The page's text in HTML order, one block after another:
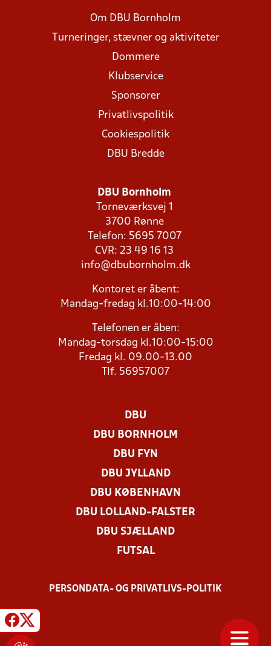
Om DBU Bornholm
Turneringer, stævner og aktiviteter
Dommere
Klubservice
Sponsorer
Privatlivspolitik
Cookiespolitik
DBU Bredde
DBU Bornholm
Torneværksvej 1
3700 Rønne
Telefon: 5695 7007
CVR: 23 49 16 13
info@dbubornholm.dk
Kontoret er åbent:
Mandag-fredag kl.10:00-14:00
Telefonen er åben:
Mandag-torsdag kl.10:00-15:00
Fredag kl. 09.00-13.00
Tlf. 56957007
DBU
DBU BORNHOLM
DBU FYN
DBU JYLLAND
DBU KØBENHAVN
DBU LOLLAND-FALSTER
DBU SJÆLLAND
FUTSAL
PERSONDATA- OG PRIVATLIVS-POLITIK